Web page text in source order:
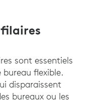
sont essentiels
flexible.
disparaissent
bureaux ou les